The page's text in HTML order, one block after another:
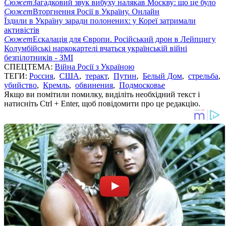
СюжетЗагадковий звук вибуху налякав Москву: що це було
СюжетВторгнення Росії в Україну. Онлайн
Їздили в Україну заради полонених: у Кореї затримали
активістів
СюжетЕскалація для Європи. Російський дрон в Лейпцигу
Колумбійські наркокартелі вчаться українській війні
безпілотників - ЗМІ
СПЕЦТЕМА: Війна Росії з Україною
ТЕГИ: Россия, США, теракт, Путин, Белый Дом, стрельба,
убийство, Кремль, обвинения, Подмосковье
Якщо ви помітили помилку, виділіть необхідний текст і
натисніть Ctrl + Enter, щоб повідомити про це редакцію.